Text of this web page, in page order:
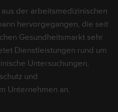
der arbeitsmedizinischen
hervorgegangen, die seit
Gesundheitsmarkt sehr
Dienstleistungen rund um
Untersuchungen,
und
Unternehmen an.